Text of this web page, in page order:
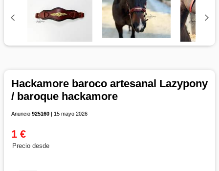
Hackamore baroco artesanal Lazypony
/ baroque hackamore
Anuncio 925160 | 15 mayo 2026
1 €
Precio desde